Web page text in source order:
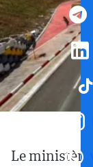
Le ministère